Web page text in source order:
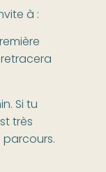
à :
Si tu
très
parcours.